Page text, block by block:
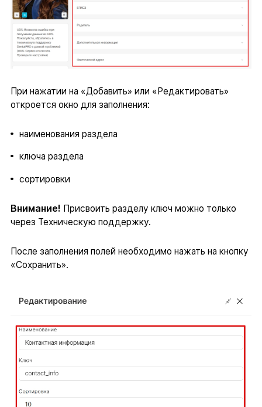
При нажатии на «Добавить» или «Редактировать»
откроется окно для заполнения:
наименования раздела
ключа раздела
сортировки
Внимание! Присвоить разделу ключ можно только
через Техническую поддержку.
После заполнения полей необходимо нажать на кнопку
«Сохранить».